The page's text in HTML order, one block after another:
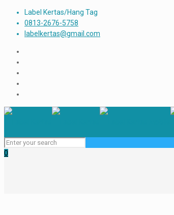
Label Kertas/Hang Tag
0813-2676-5758
labelkertas@gmail.com
0